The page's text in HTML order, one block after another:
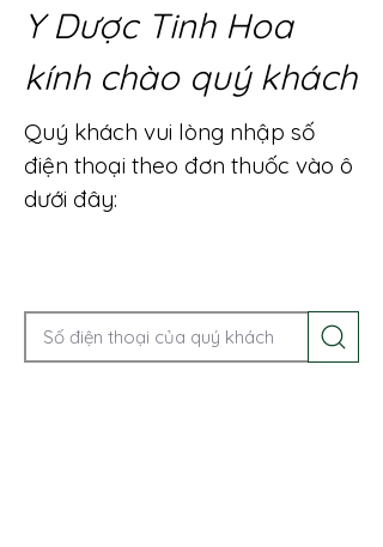
Y Dược Tinh Hoa
kính chào quý khách
Quý khách vui lòng nhập số
điện thoại theo đơn thuốc vào ô
dưới đây: